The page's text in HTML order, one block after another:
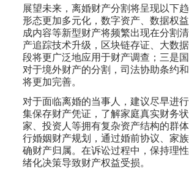
展望未来，离婚财产分割将呈现以下
形态更加多元化，数字资产、数据权
成内容等新型财产将频繁出现在分割
产追踪技术升级，区块链存证、大数
段将更广泛地应用于财产调查；三是国
对于境外财产的分割，司法协助条约
将更加完善。
对于面临离婚的当事人，建议尽早进
集保存财产凭证，了解家庭真实财务
家、投资人等拥有复杂资产结构的群
行婚姻财产规划，通过婚前协议、家
确财产归属。在诉讼过程中，保持理
绪化决策导致财产权益受损。